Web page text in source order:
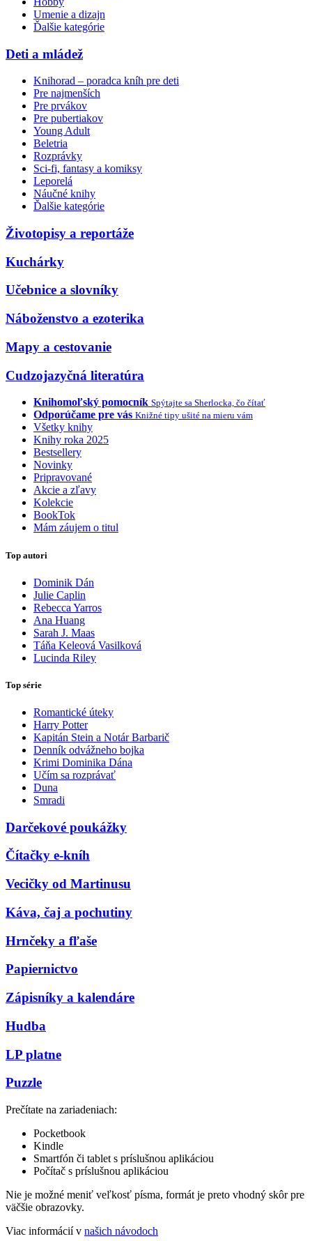
Umenie a dizajn
Ďalšie kategórie
Deti a mládež
Knihorad – poradca kníh pre deti
Pre najmenších
Pre prvákov
Pre pubertiakov
Young Adult
Beletria
Rozprávky
Sci-fi, fantasy a komiksy
Leporelá
Náučné knihy
Ďalšie kategórie
Životopisy a reportáže
Kuchárky
Učebnice a slovníky
Náboženstvo a ezoterika
Mapy a cestovanie
Cudzojazyčná literatúra
Knihomoľský pomocník Spýtajte sa Sherlocka, čo čítať
Odporúčame pre vás Knižné tipy ušité na mieru vám
Všetky knihy
Knihy roka 2025
Bestsellery
Novinky
Pripravované
Akcie a zľavy
Kolekcie
BookTok
Mám záujem o titul
Top autori
Dominik Dán
Julie Caplin
Rebecca Yarros
Ana Huang
Sarah J. Maas
Táňa Keleová Vasilková
Lucinda Riley
Top série
Romantické úteky
Harry Potter
Kapitán Stein a Notár Barbarič
Denník odvážneho bojka
Krimi Dominika Dána
Učím sa rozprávať
Duna
Smradi
Darčekové poukážky
Čítačky e-kníh
Vecičky od Martinusu
Káva, čaj a pochutiny
Hrnčeky a fľaše
Papiernictvo
Zápisníky a kalendáre
Hudba
LP platne
Puzzle
Prečítate na zariadeniach:
Pocketbook
Kindle
Smartfón či tablet s príslušnou aplikáciou
Počítač s príslušnou aplikáciou
Nie je možné meniť veľkosť písma, formát je preto vhodný skôr pre
väčšie obrazovky.
Viac informácií v našich návodoch